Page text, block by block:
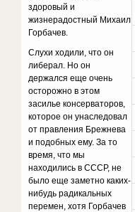
здоровый и
жизнерадостный Михаил
Горбачев.
Слухи ходили, что он
либерал. Но он
держался еще очень
осторожно в этом
засилье консерваторов,
которое он унаследовал
от правления Брежнева
и подобных ему. За то
время, что мы
находились в СССР, не
было еще заметно каких-
нибудь радикальных
перемен, хотя Горбачев